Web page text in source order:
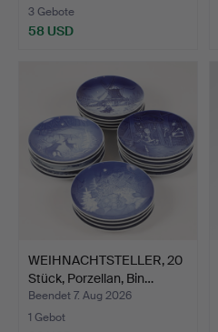
3 Gebote
58 USD
WEIHNACHTSTELLER, 20
Stück, Porzellan, Bin…
Beendet 7. Aug 2026
1 Gebot